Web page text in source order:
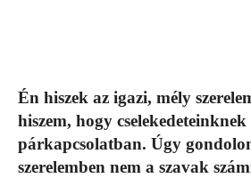
Én hiszek az igazi, mély
hiszem, hogy
párkapcsolatban. Úgy
szerelemben nem a szavak